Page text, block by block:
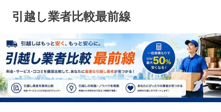
ン
ツ
へ
ス
キ
ッ
引越し業者比較最前線